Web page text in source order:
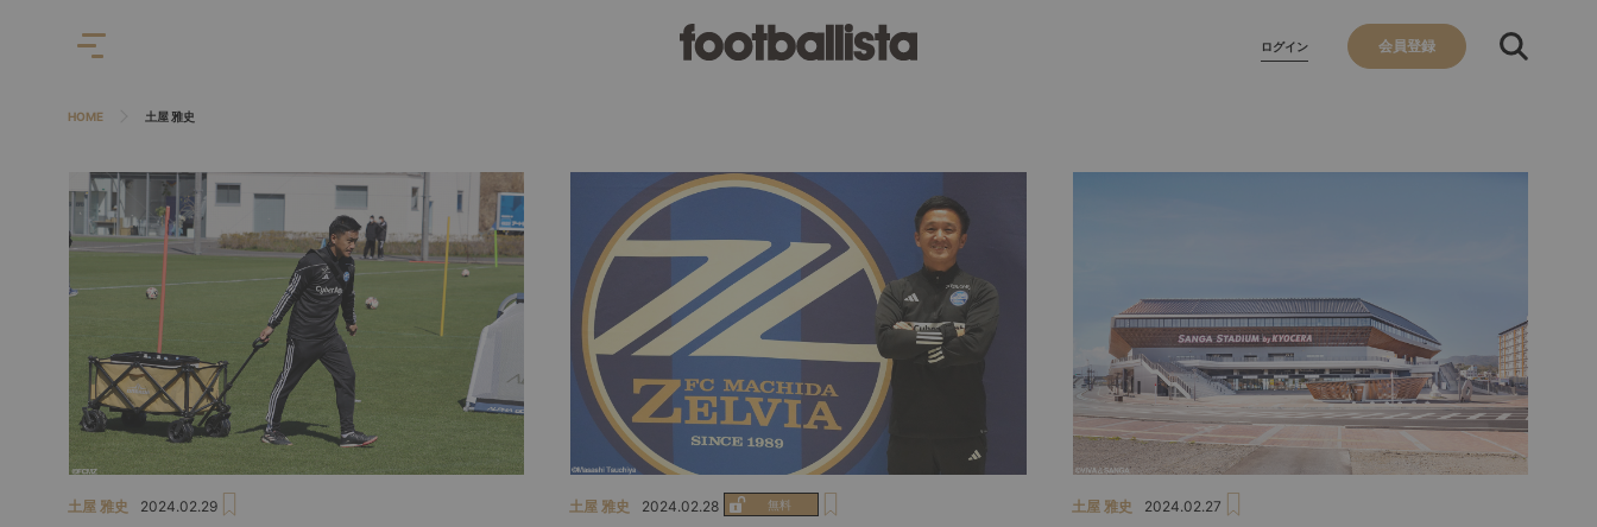
ログイン 会員登録
HOME 土屋 雅史
土屋 雅史 2024.02.29 土屋 雅史 2024.02.28 土屋 雅史 2024.02.27